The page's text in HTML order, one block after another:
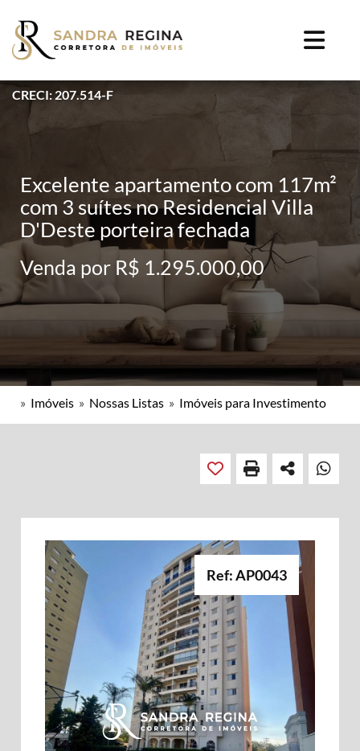
CRECI: 207.514-F
Excelente apartamento com 117m²
com 3 suítes no Residencial Villa
D'Deste porteira fechada
Venda por R$ 1.295.000,00
» Imóveis » Nossas Listas » Imóveis para Investimento
Ref: AP0043